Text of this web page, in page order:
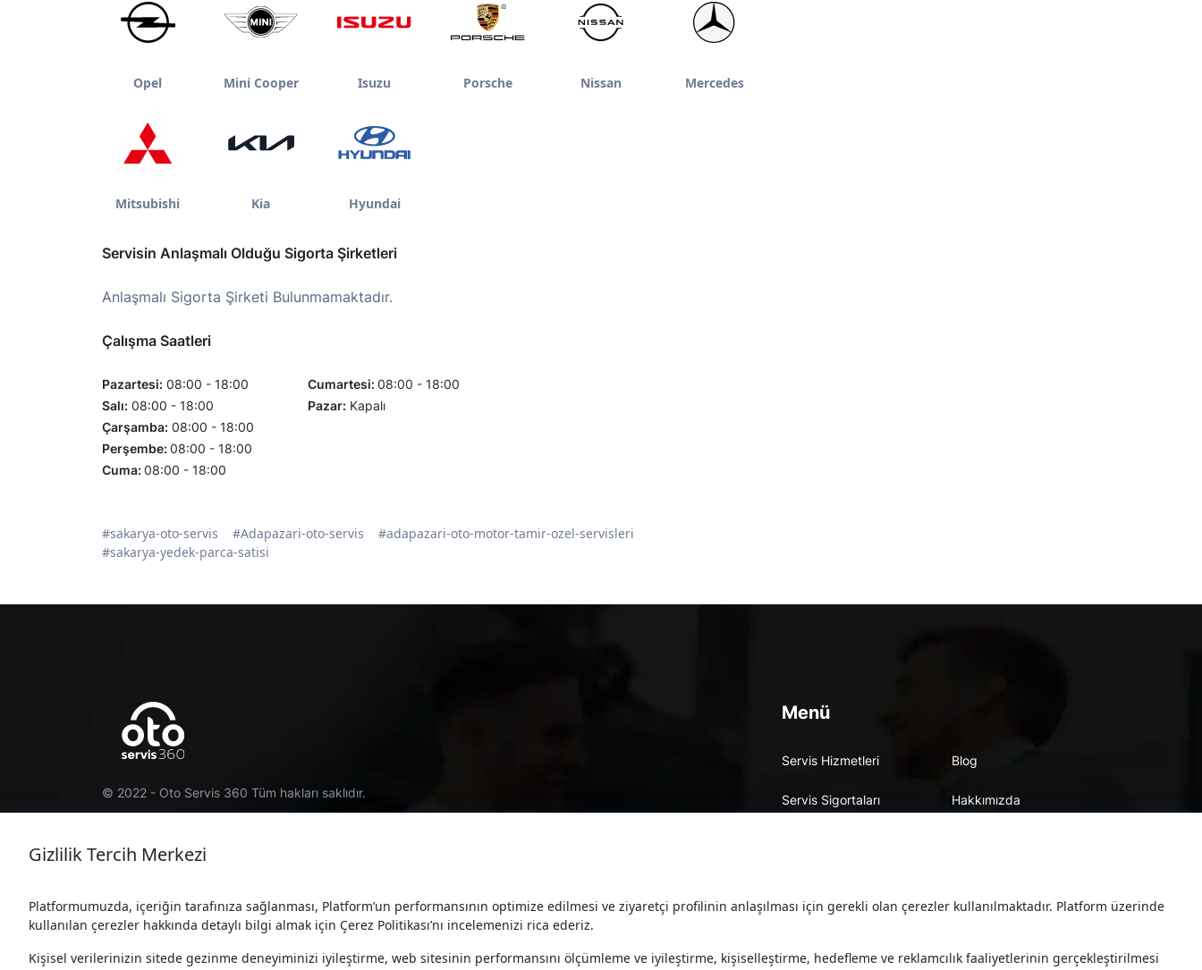
Opel Mini Cooper Isuzu Porsche Nissan Mercedes
Mitsubishi Kia Hyundai
Servisin Anlaşmalı Olduğu Sigorta Şirketleri
Anlaşmalı Sigorta Şirketi Bulunmamaktadır.
Çalışma Saatleri
Pazartesi: 08:00 - 18:00
Salı: 08:00 - 18:00
Çarşamba: 08:00 - 18:00
Perşembe: 08:00 - 18:00
Cuma: 08:00 - 18:00
Cumartesi: 08:00 - 18:00
Pazar: Kapalı
#sakarya-oto-servis #Adapazari-oto-servis
#adapazari-oto-motor-tamir-ozel-servisleri
#sakarya-yedek-parca-satisi
Gizlilik Tercih Merkezi
Platformumuzda, içeriğin tarafınıza sağlanması, Platform’un performansının optimize edilmesi ve ziyaretçi profilinin anlaşılması için gerekli olan çerezler kullanılmaktadır. Platform üzerinde
kullanılan çerezler hakkında detaylı bilgi almak için Çerez Politikası’nı incelemenizi rica ederiz.
Kişisel verilerinizin sitede gezinme deneyiminizi iyileştirme, web sitesinin performansını ölçümleme ve iyileştirme, kişiselleştirme, hedefleme ve reklamcılık faaliyetlerinin gerçekleştirilmesi
© 2022 - Oto Servis 360 Tüm hakları saklıdır.
Menü
Servis Hizmetleri
Servis Sigortaları
Blog
Hakkımızda
#toyota-plaza-aksoy #toyota-plaza-akkoyunlu #toyota-plaza-asf